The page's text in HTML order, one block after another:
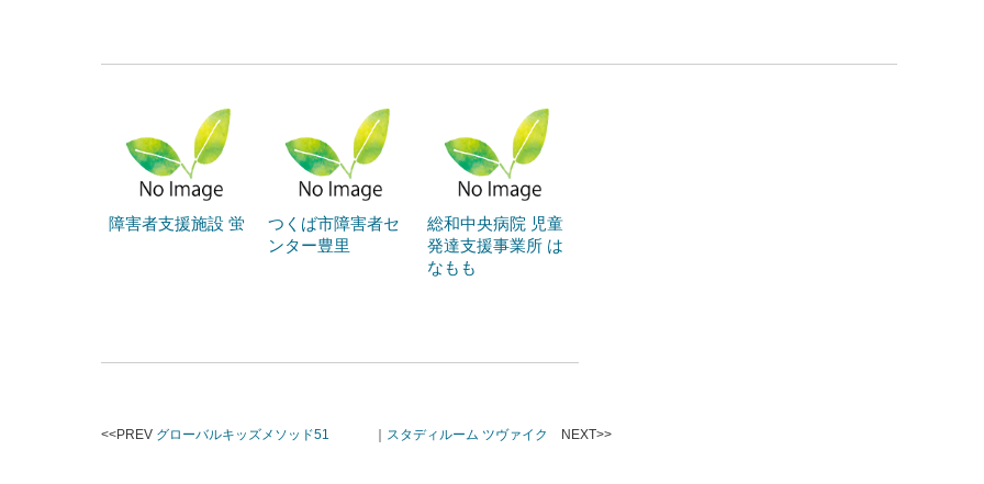
障害者支援施設 蛍
つくば市障害者セ
ンター豊里
総和中央病院 児童
発達支援事業所 は
なもも
<<PREV グローバルキッズメソッド51 ｜ スタディルーム ツヴァイク NEXT>>